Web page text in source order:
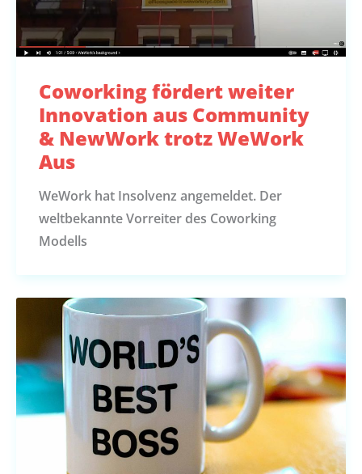
Coworking fördert weiter
Innovation aus Community
& NewWork trotz WeWork
Aus
WeWork hat Insolvenz angemeldet. Der
weltbekannte Vorreiter des Coworking
Modells